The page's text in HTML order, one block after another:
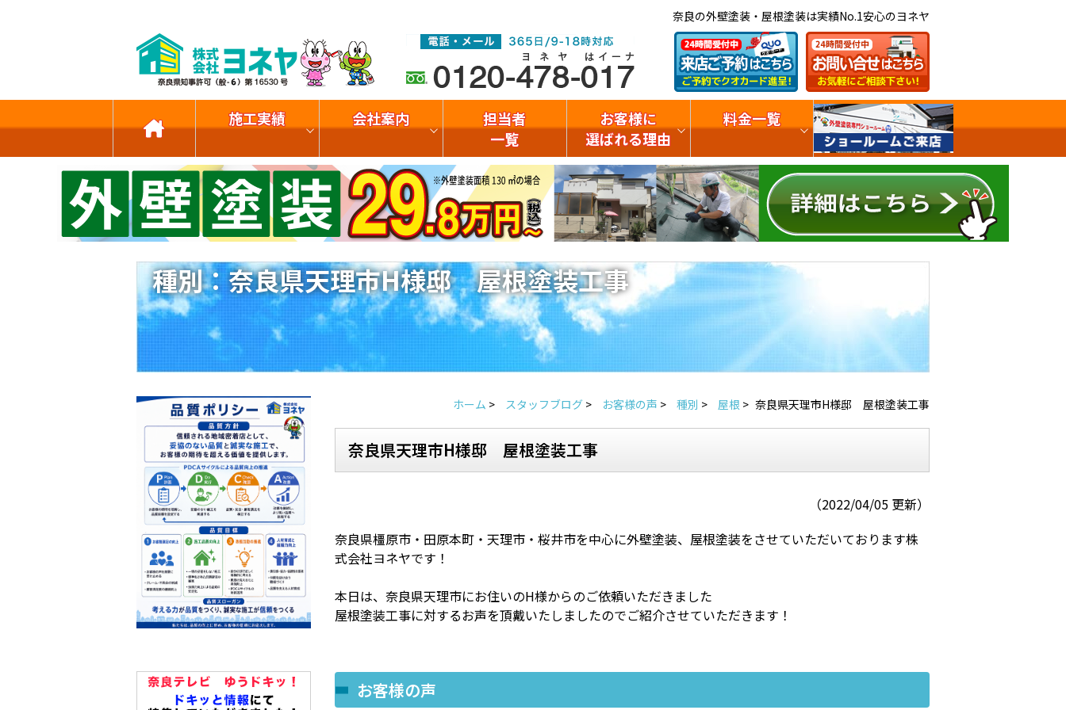
奈良の外壁塗装・屋根塗装は実績No.1安心のヨネヤ
施工実績 会社案内
担当者
一覧
お客様に
選ばれる理由
料金一覧
種別：奈良県天理市H様邸 屋根塗装工事
ホーム > スタッフブログ > お客様の声 > 種別 > 屋根 > 奈良県天理市H様邸 屋根塗装工事
奈良県天理市H様邸 屋根塗装工事
（2022/04/05 更新）
奈良県橿原市・田原本町・天理市・桜井市を中心に外壁塗装、屋根塗装をさせていただいております株
式会社ヨネヤです！
本日は、奈良県天理市にお住いのH様からのご依頼いただきました
屋根塗装工事に対するお声を頂戴いたしましたのでご紹介させていただきます！
お客様の声